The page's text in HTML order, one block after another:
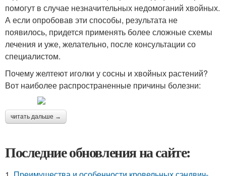
помогут в случае незначительных недомоганий хвойных.
А если опробовав эти способы, результата не
появилось, придется применять более сложные схемы
лечения и уже, желательно, после консультации со
специалистом.
Почему желтеют иголки у сосны и хвойных растений?
Вот наиболее распространенные причины болезни:
читать дальше →
Последние обновления на сайте: